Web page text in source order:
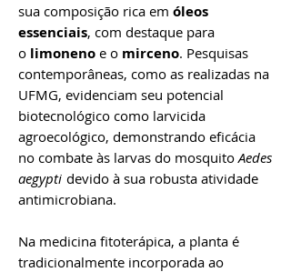
sua composição rica em óleos
essenciais, com destaque para
o limoneno e o mirceno. Pesquisas
contemporâneas, como as realizadas na
UFMG, evidenciam seu potencial
biotecnológico como larvicida
agroecológico, demonstrando eficácia
no combate às larvas do mosquito Aedes
aegypti devido à sua robusta atividade
antimicrobiana.
Na medicina fitoterápica, a planta é
tradicionalmente incorporada ao